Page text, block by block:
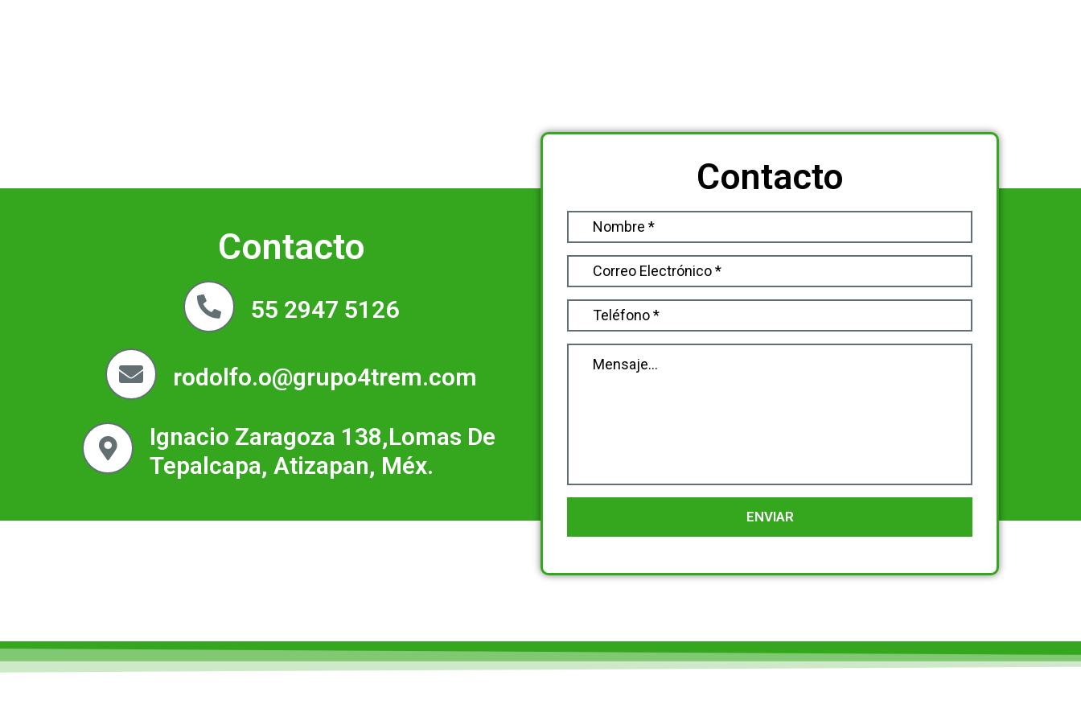
Contacto
55 2947 5126
rodolfo.o@grupo4trem.com
Ignacio Zaragoza 138,Lomas De
Tepalcapa, Atizapan, Méx.
Contacto